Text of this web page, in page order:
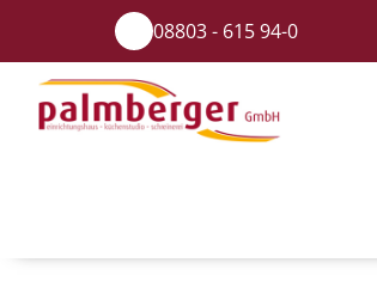
08803 - 615 94-0